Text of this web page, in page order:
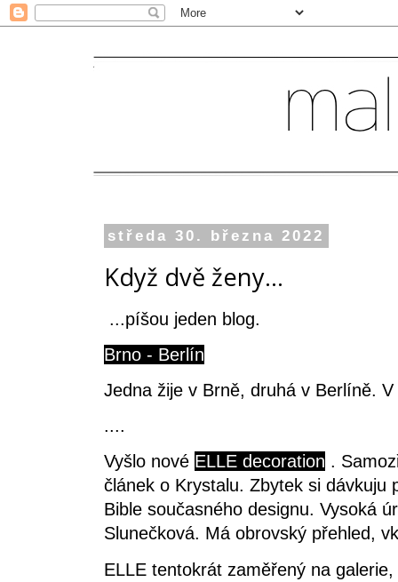
středa 30. března 2022
Když dvě ženy...
...píšou jeden blog.
Brno - Berlín
Jedna žije v Brně, druhá v Berlíně.
....
Vyšlo nové ELLE decoration .
článek o Krystalu. Zbytek si dávkuju
Bible současného designu. Vysoká
Slunečková. Má obrovský přehled,
ELLE tentokrát zaměřený na